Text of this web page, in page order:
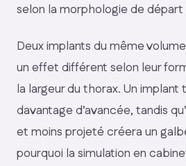
selon la morphologie de
Deux implants du même
un effet différent selon leur
la largeur du thorax. Un
davantage d’avancée, tandis
et moins projeté créera un
pourquoi la simulation en